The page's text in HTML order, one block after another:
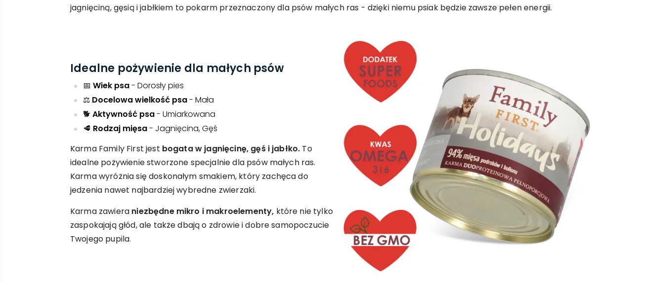
jagnięciną, gęsią i jabłkiem to pokarm przeznaczony dla psów małych ras - dzięki niemu psiak będzie zawsze pełen energii.
Idealne pożywienie dla małych psów
📅 Wiek psa- Dorosły pies
⚖️ Docelowa wielkość psa- Mała
🐕Aktywność psa- Umiarkowana
🥩 Rodzaj mięsa- Jagnięcina, Gęś
Karma Family First jest bogata w jagnięcinę, gęś i jabłko. To
idealne pożywienie stworzone specjalnie dla psów małych ras.
Karma wyróżnia się doskonałym smakiem, który zachęca do
jedzenia nawet najbardziej wybredne zwierzaki.
Karma zawiera niezbędne mikro i makroelementy, które nie tylko
zaspokajają głód, ale także dbają o zdrowie i dobre samopoczucie
Twojego pupila.